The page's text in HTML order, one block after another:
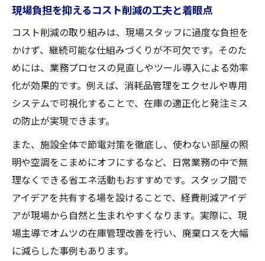
光熱費見直しで始めるコスト削減の第一歩
介護施設節電対策でコスト削減を実現する
方法
介護施設で始めやすい光熱費削減のコツ
光熱費管理を徹底して経費削減効果を最大
コスト意識を高める光熱費見直しの重要性
コスト意識が高まる施設管理の取り組み
介護施設の施設管理でコスト削減を進める
方法
施設管理コスト削減に向けた現場主導の取
り組み
現場負担を抑えるコスト削減の工夫と着眼点
コスト削減の取り組みは、現場スタッフに過度な負担を
かけず、継続可能な仕組みづくりが不可欠です。そのた
めには、業務プロセスの見直しやツール導入による効率
化が効果的です。例えば、消耗品管理をエクセルや専用
システムで可視化することで、在庫の適正化と発注ミス
の防止が実現できます。
また、施設全体で節電対策を徹底し、使わない部屋の照
明や空調をこまめにオフにするなど、日常業務の中で無
理なくできる省エネ活動もおすすめです。スタッフ間で
アイデアを共有する場を設けることで、経費削減アイデ
アが現場から自然と生まれやすくなります。実際に、現
場主導でオムツの在庫管理改善を行い、廃棄ロスを大幅
に減らした事例もあります。